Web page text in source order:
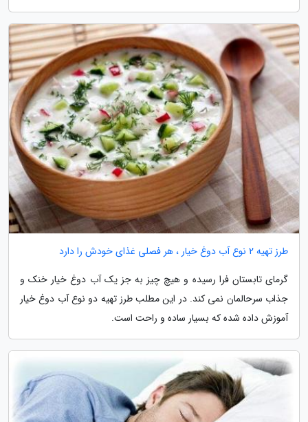
طرز تهیه 2 نوع آب دوغ خیار ، هر فصلی غذای خودش را دارد
گرمای تابستان فرا رسیده و هیچ چیز به جز یک آب دوغ خیار خنک و
جذاب سرحالمان نمی کند. در این مطلب طرز تهیه دو نوع آب دوغ خیار
آموزش داده شده که بسیار ساده و راحت است.